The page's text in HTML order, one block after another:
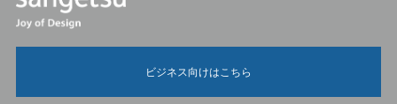
ビジネス向けはこちら